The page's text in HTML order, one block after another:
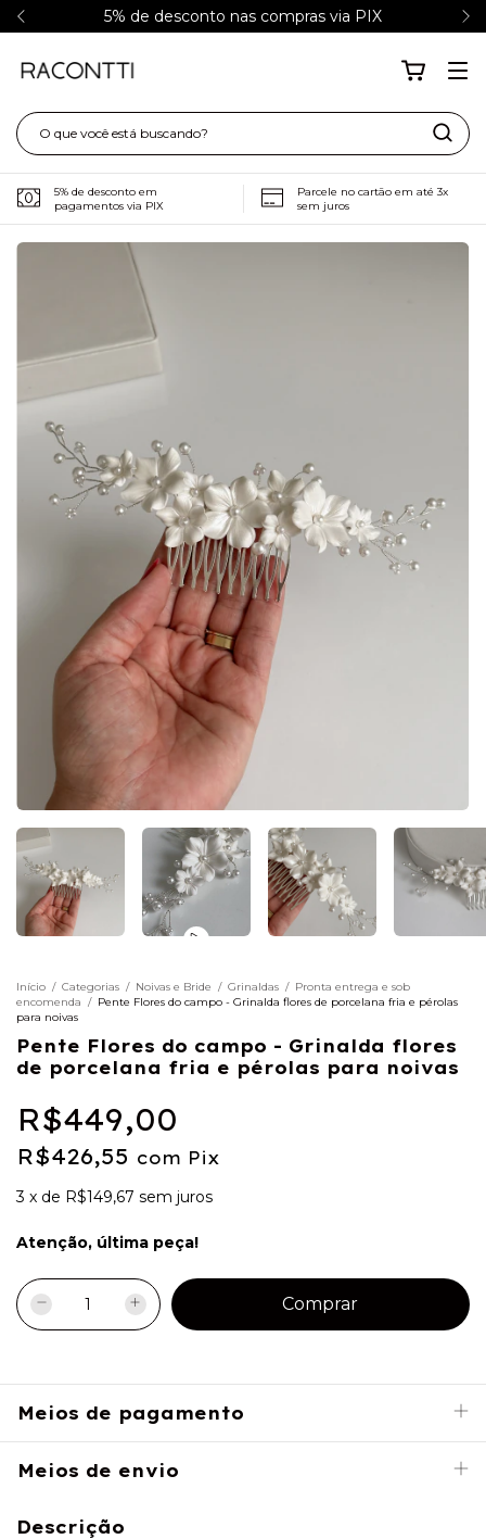
5% de desconto nas compras via PIX
5% de desconto em
pagamentos via PIX
Parcele no cartão em até 3x
sem juros
Início / Categorias / Noivas e Bride / Grinaldas / Pronta entrega e sob
encomenda / Pente Flores do campo - Grinalda flores de porcelana fria e pérolas
para noivas
Pente Flores do campo - Grinalda flores
de porcelana fria e pérolas para noivas
R$449,00
R$426,55 com Pix
3 x de R$149,67 sem juros
Atenção, última peça!
Meios de pagamento
Meios de envio
Descrição